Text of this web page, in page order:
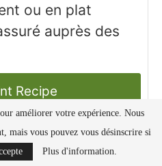
ou en plat
auprès des
Recipe
Recipe
améliorer votre expérience. Nous
mais vous pouvez vous désinscrire si
Plus d'information.